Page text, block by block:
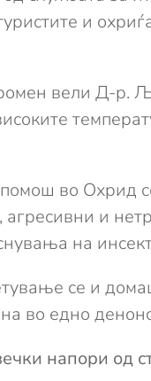
и
вели Д-р.
во Охрид
и
на
се и
во едно
напори